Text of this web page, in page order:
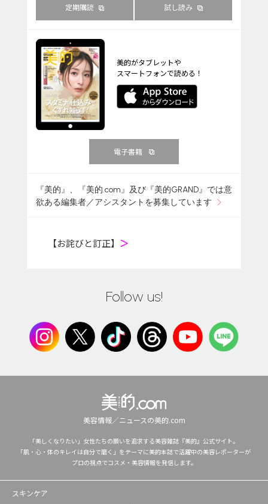
定期購読 試し読み
美的がタブレットや
スマートフォンで読める！
電子書籍
『美的』、『美的.com』及び『美的GRAND』では意
欲ある編集者／アシスタントを募集しています
【お詫びと訂正】 ＞
Follow us!
美容情報／ニュースの美的.com
「美しくなりたい」女性たちの願いを追求する美容雑誌『美的』公式サイト。
「肌・心・体のキレイは自分で磨く」をテーマに美的本誌で活躍中の美容レポーターが
プロの視点でコスメ・美容情報を発信します。
スキンケア